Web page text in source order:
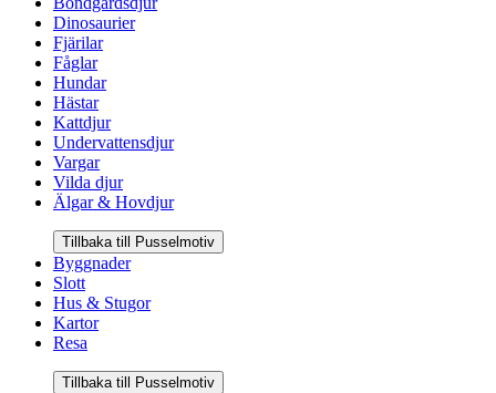
Dinosaurier
Fjärilar
Fåglar
Hundar
Hästar
Kattdjur
Undervattensdjur
Vargar
Vilda djur
Älgar & Hovdjur
Tillbaka till Pusselmotiv
Byggnader
Slott
Hus & Stugor
Kartor
Resa
Tillbaka till Pusselmotiv